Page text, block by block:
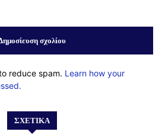
reduce spam. Learn how your
ΣΧΕΤΙΚΆ